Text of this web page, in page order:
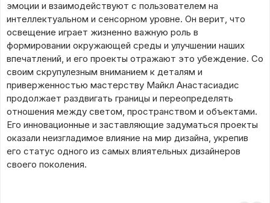
эмоции и взаимодействуют с пользователем на
интеллектуальном и сенсорном уровне. Он верит, что
освещение играет жизненно важную роль в
формировании окружающей среды и улучшении наших
впечатлений, и его проекты отражают это убеждение. Со
своим скрупулезным вниманием к деталям и
приверженностью мастерству Майкл Анастасиадис
продолжает раздвигать границы и переопределять
отношения между светом, пространством и объектами.
Его инновационные и заставляющие задуматься проекты
оказали неизгладимое влияние на мир дизайна, укрепив
его статус одного из самых влиятельных дизайнеров
своего поколения.